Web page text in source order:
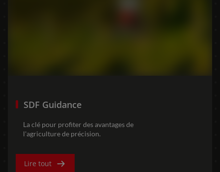
SDF Guidance
La clé pour profiter des avantages de
l'agriculture de précision.
Lire tout